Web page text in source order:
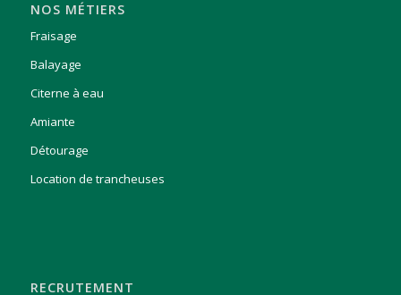
NOS MÉTIERS
Fraisage
Balayage
Citerne à eau
Amiante
Détourage
Location de trancheuses
RECRUTEMENT